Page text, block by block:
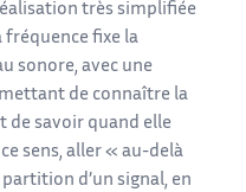
très simplifiée
fréquence fixe la
sonore, avec une
de connaître la
de savoir quand elle
sens, aller « au-delà
d’un signal, en